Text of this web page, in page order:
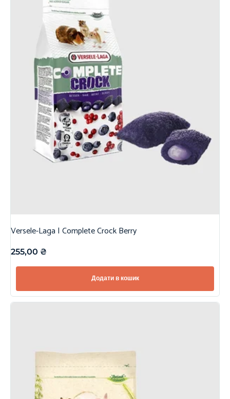
Versele-Laga | Complete Crock Berry
255,00 ₴
Додати в кошик